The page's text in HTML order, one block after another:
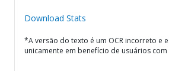
Download Stats
*A versão do texto é um OCR incorreto e
unicamente em benefício de usuários